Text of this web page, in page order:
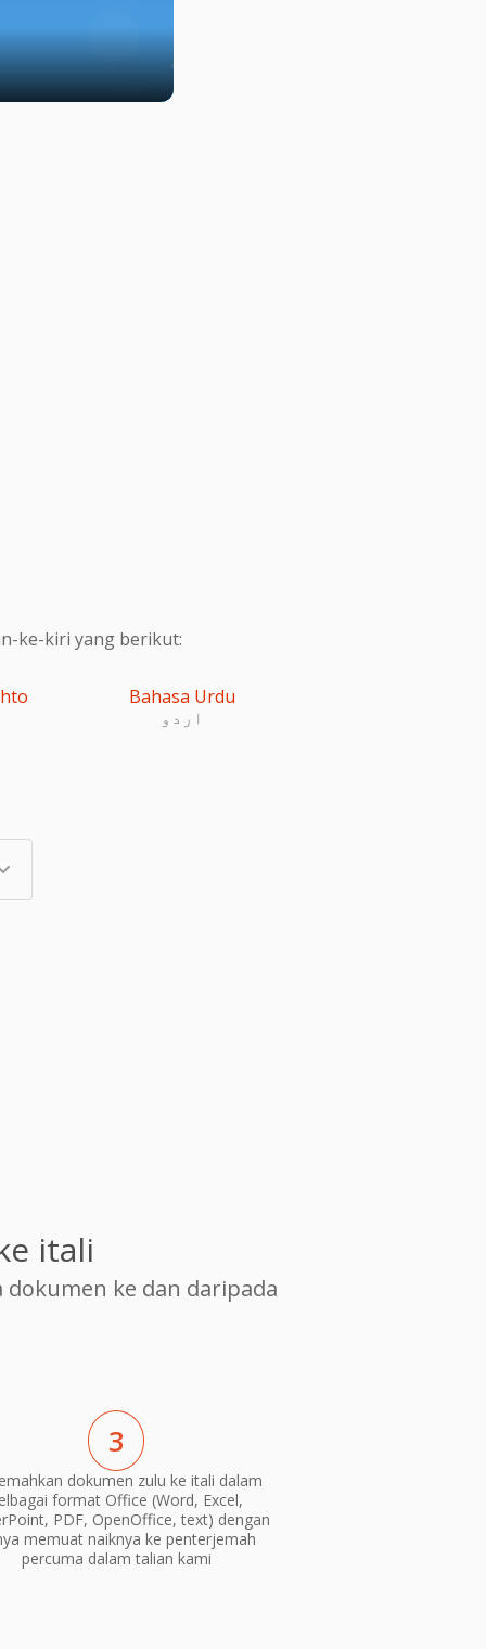
ke-kiri yang berikut:
Bahasa Urdu
اردو
itali
ke dan daripada
3
dokumen zulu ke itali dalam
format Office (Word, Excel,
PDF, OpenOffice, text) dengan
memuat naiknya ke penterjemah
percuma dalam talian kami